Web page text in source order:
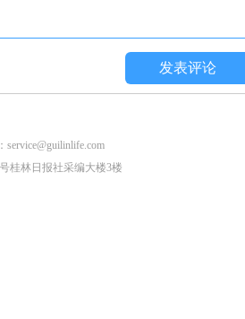
发表评论
桂林日报社采编大楼3楼